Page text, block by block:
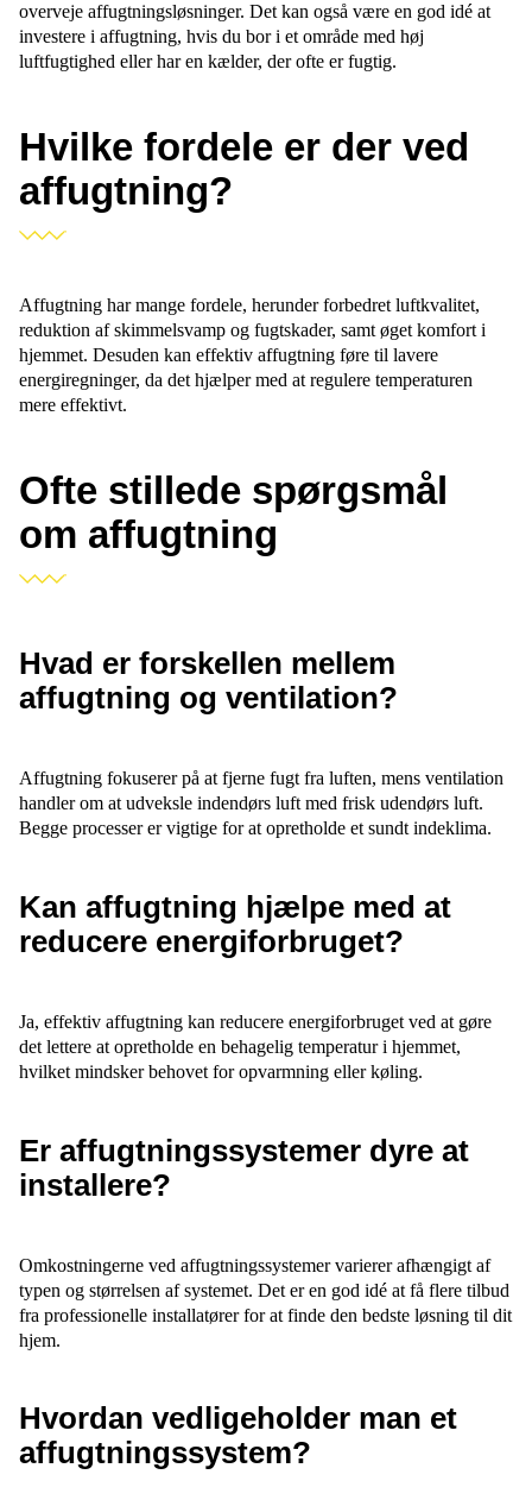
overveje affugtningsløsninger. Det kan også være en god idé at
investere i affugtning, hvis du bor i et område med høj
luftfugtighed eller har en kælder, der ofte er fugtig.
Hvilke fordele er der ved
affugtning?
Affugtning har mange fordele, herunder forbedret luftkvalitet,
reduktion af skimmelsvamp og fugtskader, samt øget komfort i
hjemmet. Desuden kan effektiv affugtning føre til lavere
energiregninger, da det hjælper med at regulere temperaturen
mere effektivt.
Ofte stillede spørgsmål
om affugtning
Hvad er forskellen mellem
affugtning og ventilation?
Affugtning fokuserer på at fjerne fugt fra luften, mens ventilation
handler om at udveksle indendørs luft med frisk udendørs luft.
Begge processer er vigtige for at opretholde et sundt indeklima.
Kan affugtning hjælpe med at
reducere energiforbruget?
Ja, effektiv affugtning kan reducere energiforbruget ved at gøre
det lettere at opretholde en behagelig temperatur i hjemmet,
hvilket mindsker behovet for opvarmning eller køling.
Er affugtningssystemer dyre at
installere?
Omkostningerne ved affugtningssystemer varierer afhængigt af
typen og størrelsen af systemet. Det er en god idé at få flere tilbud
fra professionelle installatører for at finde den bedste løsning til dit
hjem.
Hvordan vedligeholder man et
affugtningssystem?